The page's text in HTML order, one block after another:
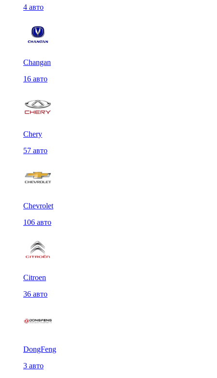
4 авто
Changan
16 авто
Chery
57 авто
Chevrolet
106 авто
Citroen
36 авто
DongFeng
3 авто